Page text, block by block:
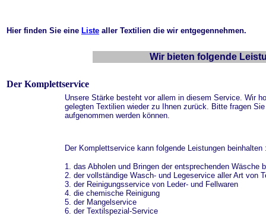
Hier finden Sie eine Liste aller Textilien die wir entgegennehmen.
Wir bieten folgende
Der Komplettservice
Unsere Stärke besteht vor allem in diesem Service. Wir
gelegten Textilien wieder zu Ihnen zurück. Bitte fragen
aufgenommen werden können.
Der Komplettservice kann folgende Leistungen beinhalten
1. das Abholen und Bringen der entsprechenden Wäsche
2. der vollständige Wasch- und Legeservice aller Art von
3. der Reinigungsservice von Leder- und Fellwaren
4. die chemische Reinigung
5. der Mangelservice
6. der Textilspezial-Service